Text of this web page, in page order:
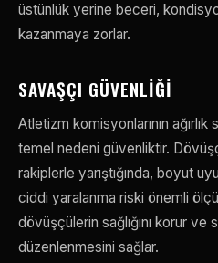
üstünlük yerine beceri,
kazanmaya zorlar.
SAVAŞÇI GÜVENLIĞI
Atletizm komisyonlarının ağırlık
temel nedeni güvenliktir.
rakiplerle yarıştığında, boyut
ciddi yaralanma riski önemli
dövüşçülerin sağlığını korur
düzenlenmesini sağlar.